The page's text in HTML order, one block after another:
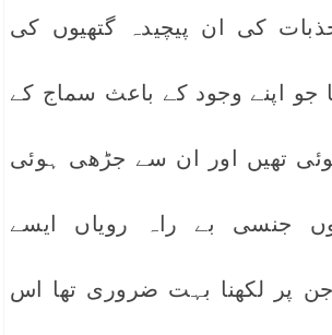
جذبات کی ان پیچیدہ گتھیوں کی
جو اپنے وجود کے باعث سماج کے
تھیں اور ان سے جڑھی ہوئی
جنسی بے راہ رویاں ایسے
پر لکھنا بہت ضروری تھا اس